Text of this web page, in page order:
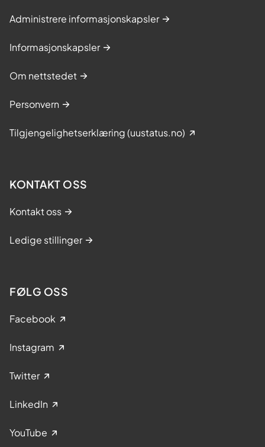
Administrere informasjonskapsler
Informasjonskapsler
Om nettstedet
Personvern
Tilgjengelighetserklæring (uustatus.no)
KONTAKT OSS
Kontakt oss
Ledige stillinger
FØLG OSS
Facebook
Instagram
Twitter
LinkedIn
YouTube